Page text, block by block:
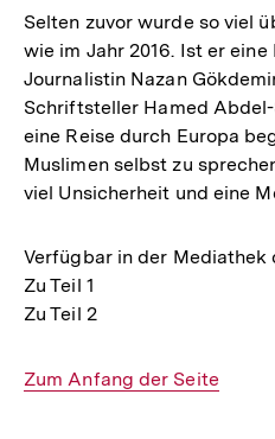
Selten zuvor wurde so viel
wie im Jahr 2016. Ist er
Journalistin Nazan
Schriftsteller Hamed
eine Reise durch Europa
Muslimen selbst zu
viel Unsicherheit und eine
Verfügbar in der Mediathek
Zu Teil 1
Zu Teil 2
Interner
Zum Anfang der Seite